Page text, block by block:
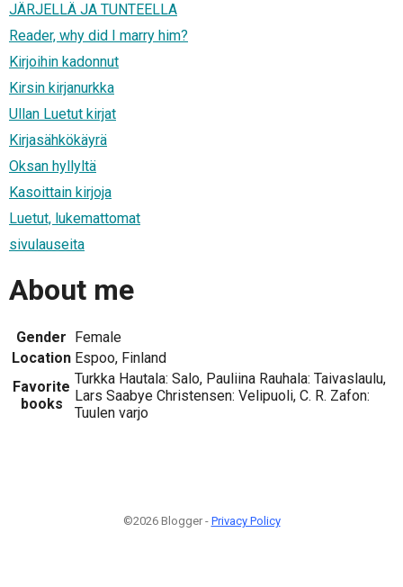
JÄRJELLÄ JA TUNTEELLA
Reader, why did I marry him?
Kirjoihin kadonnut
Kirsin kirjanurkka
Ullan Luetut kirjat
Kirjasähkökäyrä
Oksan hyllyltä
Kasoittain kirjoja
Luetut, lukemattomat
sivulauseita
About me
Gender
Female
Location Espoo, Finland
Favorite
books
Turkka Hautala: Salo, Pauliina Rauhala: Taivaslaulu,
Lars Saabye Christensen: Velipuoli, C. R. Zafon:
Tuulen varjo
©2026 Blogger - Privacy Policy